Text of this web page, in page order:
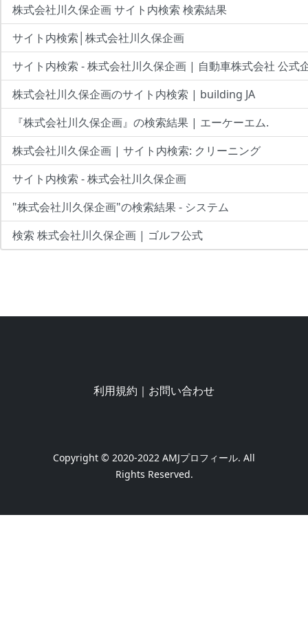
株式会社川久保企画 サイト内検索 検索結果
サイト内検索│株式会社川久保企画
サイト内検索 - 株式会社川久保企画 | 自動車株式会社 公式
株式会社川久保企画のサイト内検索 | building JA
『株式会社川久保企画』の検索結果 | エーケーエム.
株式会社川久保企画 | サイト内検索: クリーニング
サイト内検索 - 株式会社川久保企画
"株式会社川久保企画"の検索結果 - システム
検索 株式会社川久保企画 | ゴルフ公式
利用規約 ｜ お問い合わせ
Copyright © 2020-2022 AMJプロフィール. All
Rights Reserved.